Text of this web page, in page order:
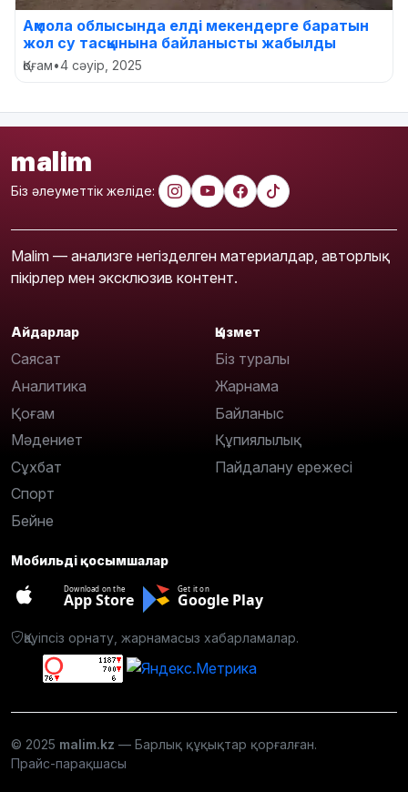
Ақмола облысында елді мекендерге баратын
жол су тасқынына байланысты жабылды
Қоғам•4 сәуір, 2025
malim
Біз әлеуметтік желіде:
Malim — анализге негізделген материалдар, авторлық
пікірлер мен эксклюзив контент.
Айдарлар
Саясат
Аналитика
Қоғам
Мәдениет
Сұхбат
Спорт
Бейне
Қызмет
Біз туралы
Жарнама
Байланыс
Құпиялылық
Пайдалану ережесі
Мобильді қосымшалар
Download on the
App Store
Get it on
Google Play
Қауіпсіз орнату, жарнамасыз хабарламалар.
© 2025 malim.kz — Барлық құқықтар қорғалған.
Прайс-парақшасы